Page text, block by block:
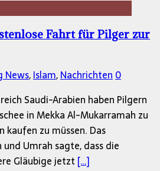
Fahrt für Pilger zur
News,Islam,Nachrichten 0
Saudi-Arabien haben Pilgern
in Mekka Al-Mukarramah zu
kaufen zu müssen. Das
Umrah sagte, dass die
Gläubige jetzt […]